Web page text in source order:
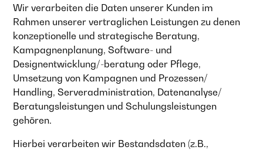
Wir verarbeiten die Daten unserer Kunden im
Rahmen unserer vertraglichen Leistungen zu denen
konzeptionelle und strategische Beratung,
Kampagnenplanung, Software- und
Designentwicklung/-beratung oder Pflege,
Umsetzung von Kampagnen und Prozessen/
Handling, Serveradministration, Datenanalyse/
Beratungsleistungen und Schulungsleistungen
gehören.
Hierbei verarbeiten wir Bestandsdaten (z.B.,